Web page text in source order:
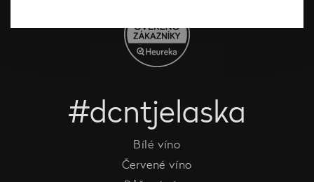
#dcntjelaska
Bílé víno
Červené víno